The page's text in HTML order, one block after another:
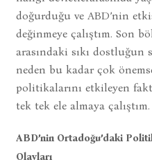
doğurduğu ve ABD’nin
değinmeye çalıştım. Son
arasındaki sıkı dostluğun
neden bu kadar çok
politikalarını etkileyen
tek tek ele almaya çalıştım.
ABD’nin Ortadoğu’daki
Olayları